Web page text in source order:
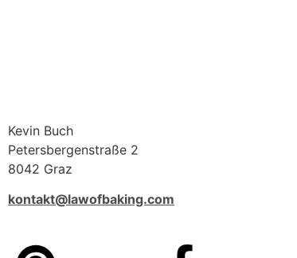
Kevin Buch
Petersbergenstraße 2
8042 Graz
kontakt@lawofbaking.com